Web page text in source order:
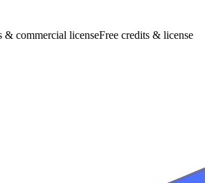
& commercial licenseFree credits & license